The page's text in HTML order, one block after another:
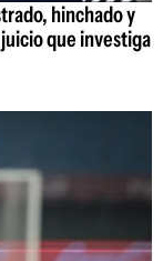
hinchado y
que investiga